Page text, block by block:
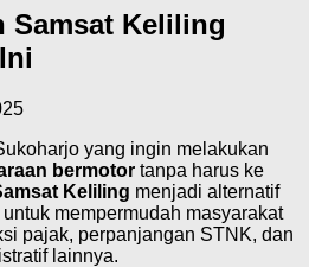
Samsat Keliling
yang ingin melakukan
bermotor tanpa harus ke
Keliling menjadi alternatif
mempermudah masyarakat
pajak, perpanjangan STNK, dan
lainnya.